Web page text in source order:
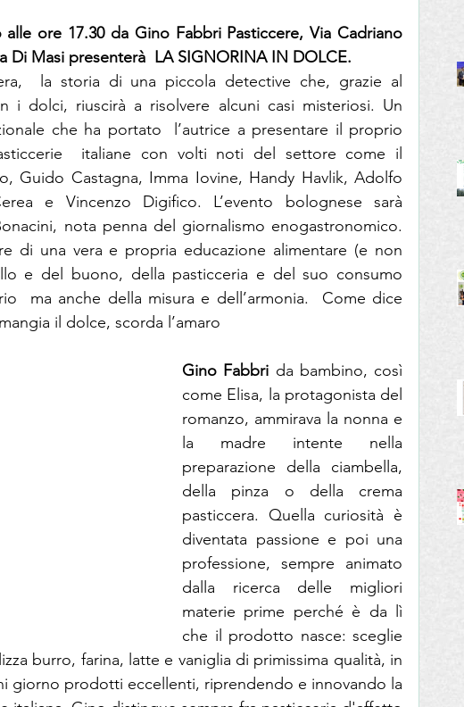
ore 17.30 da Gino Fabbri Pasticcere, Via Cadriano
Di Masi presenterà  LA SIGNORINA IN DOLCE.
la storia di una piccola detective che, grazie al
i dolci, riuscirà a risolvere alcuni casi misteriosi. Un
che ha portato  l’autrice a presentare il proprio
italiane con volti noti del settore come il
Guido Castagna, Imma Iovine, Handy Havlik, Adolfo
e Vincenzo Digifico. L’evento bolognese sarà
nota penna del giornalismo enogastronomico.
di una vera e propria educazione alimentare (e non
e del buono, della pasticceria e del suo consumo
ma anche della misura e dell’armonia.  Come dice
il dolce, scorda l’amaro
Gino Fabbri da bambino, così
come Elisa, la protagonista del
romanzo, ammirava la nonna e
la madre intente nella
preparazione della ciambella,
della pinza o della crema
pasticcera. Quella curiosità è
diventata passione e poi una
professione, sempre animato
dalla ricerca delle migliori
materie prime perché è da lì
che il prodotto nasce: sceglie
burro, farina, latte e vaniglia di primissima qualità, in
giorno prodotti eccellenti, riprendendo e innovando la